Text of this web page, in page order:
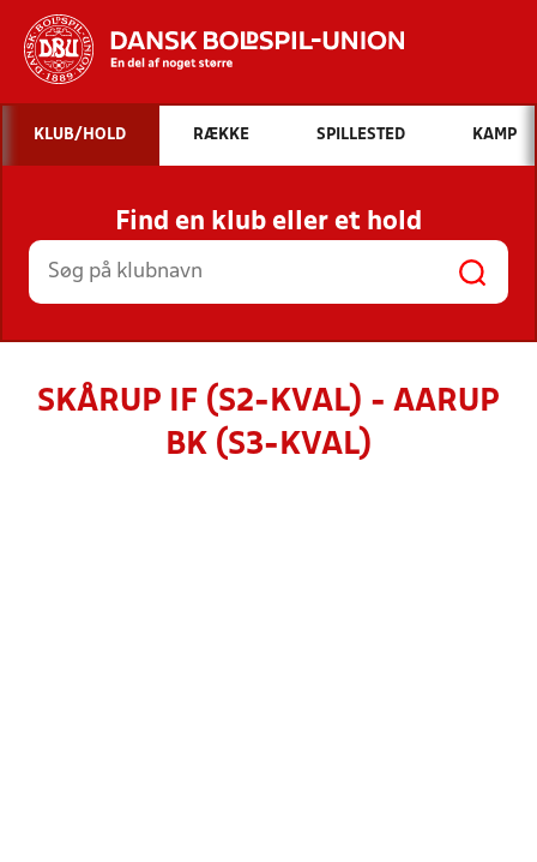
Hvad vil du søge efter?
INDHOLD OG NYHEDER
STILLINGER, RESULTATER, KLUBBER OG
HOLD
KLUB/HOLD RÆKKE SPILLESTED KAMP
Find en klub eller et hold
SKÅRUP IF (S2-KVAL) - AARUP
BK (S3-KVAL)